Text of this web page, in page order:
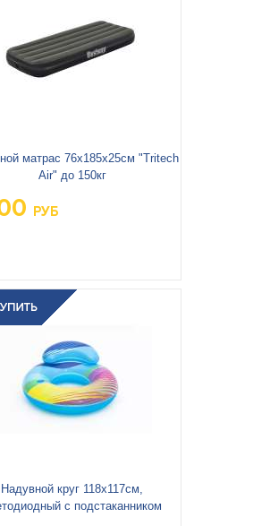
матрас 76х185х25см "Tritech
Air" до 150кг
РУБ
Надувной круг 118х117см,
с подстаканником